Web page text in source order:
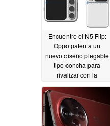
Encuentre el N5 Flip:
Oppo patenta un
nuevo diseño plegable
tipo concha para
rivalizar con la
Samsung Galaxy Z Flip
y Motorola Razr
05/30/2025